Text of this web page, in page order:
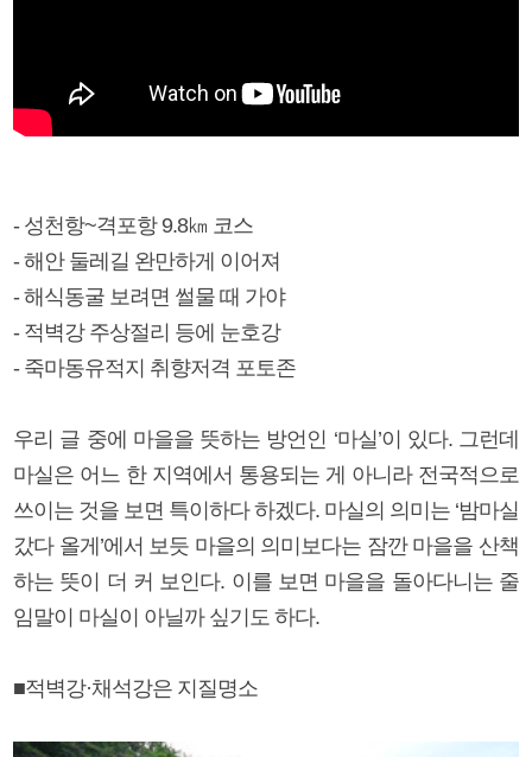
- 성천항~격포항 9.8㎞ 코스
- 해안 둘레길 완만하게 이어져
- 해식동굴 보려면 썰물 때 가야
- 적벽강 주상절리 등에 눈호강
- 죽마동유적지 취향저격 포토존
우리 글 중에 마을을 뜻하는 방언인 ‘마실’이 있다. 그런데
마실은 어느 한 지역에서 통용되는 게 아니라 전국적으로
쓰이는 것을 보면 특이하다 하겠다. 마실의 의미는 ‘밤마실
갔다 올게’에서 보듯 마을의 의미보다는 잠깐 마을을 산책
하는 뜻이 더 커 보인다. 이를 보면 마을을 돌아다니는 줄
임말이 마실이 아닐까 싶기도 하다.
■적벽강·채석강은 지질명소